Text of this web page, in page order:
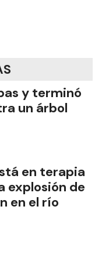
y terminó
un árbol
en terapia
explosión de
en el río